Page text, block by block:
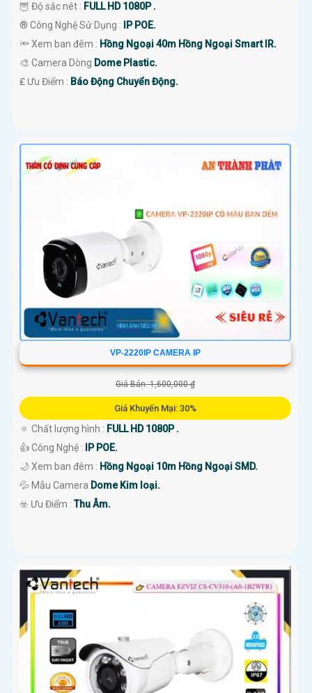
🦉 Độ sắc nét : FULL HD 1080P .
®️ Công Nghệ Sử Dụng :
IP POE.
🔦 Xem ban đêm : Hồng Ngoại 40m Hồng Ngoại Smart IR.
🎨 Camera Dòng Dome Plastic.
️₤ Ưu Điểm : Báo Động Chuyển Động.
VP-2220IP CAMERA IP
Giá Bán: 1,600,000 ₫
Giá Khuyến Mại: 30%
🔅 Chất lượng hình : FULL HD 1080P .
👍 Công Nghệ :
IP POE.
🌙 Xem ban đêm : Hồng Ngoại 10m Hồng Ngoại SMD.
💦 Mẫu Camera Dome Kim loại.
️☣️ Ưu Điểm :Thu Âm.